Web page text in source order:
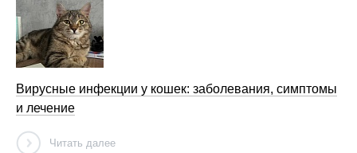
Вирусные инфекции у кошек: заболевания, симптомы
и лечение
Читать далее